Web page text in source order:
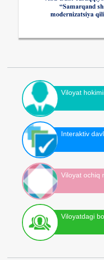
Viloyat
Interaktiv
Viloyat ochiq
Viloyatdagi